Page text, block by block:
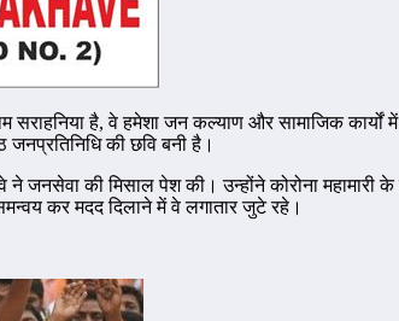
है, वे हमेशा जन कल्याण और सामाजिक कार्यों
की छवि बनी है।
जनसेवा की मिसाल पेश की। उन्होंने कोरोना महामारी
कर मदद दिलाने में वे लगातार जुटे रहे।